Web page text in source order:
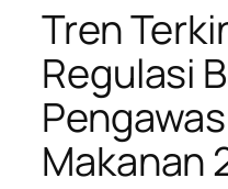
Tren
Regulasi
Makanan